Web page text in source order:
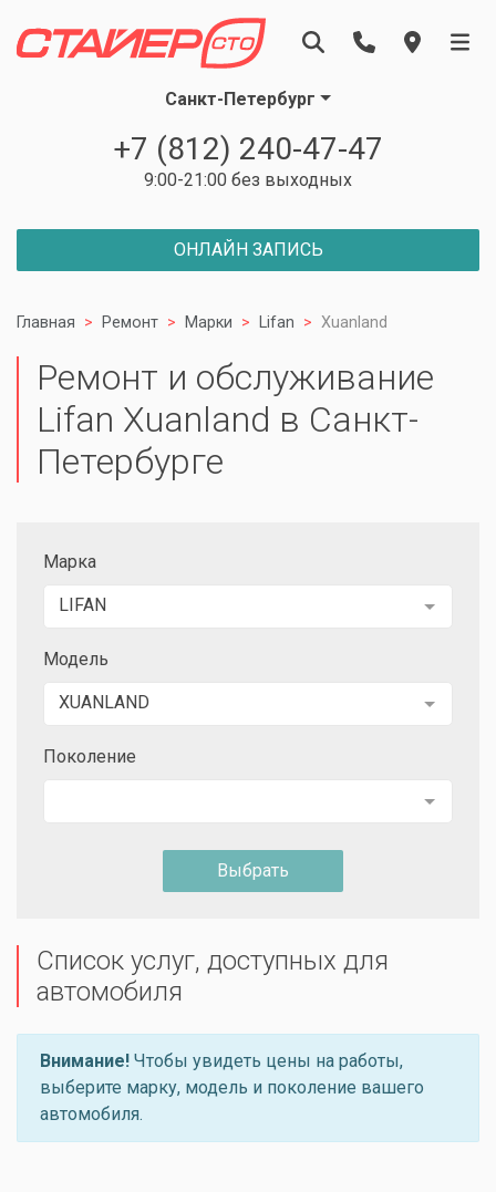
Санкт-Петербург
+7 (812) 240-47-47
9:00-21:00 без выходных
ОНЛАЙН ЗАПИСЬ
Главная Ремонт Марки Lifan Xuanland
Ремонт и обслуживание
Lifan Xuanland в Санкт-
Петербурге
Марка
LIFAN
Модель
XUANLAND
Поколение
Выбрать
Список услуг, доступных для
автомобиля
Внимание! Чтобы увидеть цены на работы,
выберите марку, модель и поколение вашего
автомобиля.